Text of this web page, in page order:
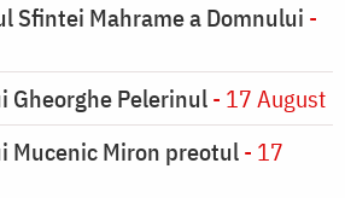
Sfintei Mahrame a Domnului -
Gheorghe Pelerinul- 17 August
Mucenic Miron preotul- 17